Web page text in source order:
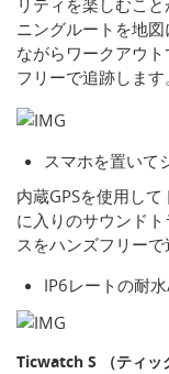
リティを楽しむこ
ニングルートを地
ながらワークアウ
フリーで追跡します。
スマホを置いて
内蔵GPSを使用し
に入りのサウンド
スをハンズフリーで
IP6レートの耐
Ticwatch S （ティッ